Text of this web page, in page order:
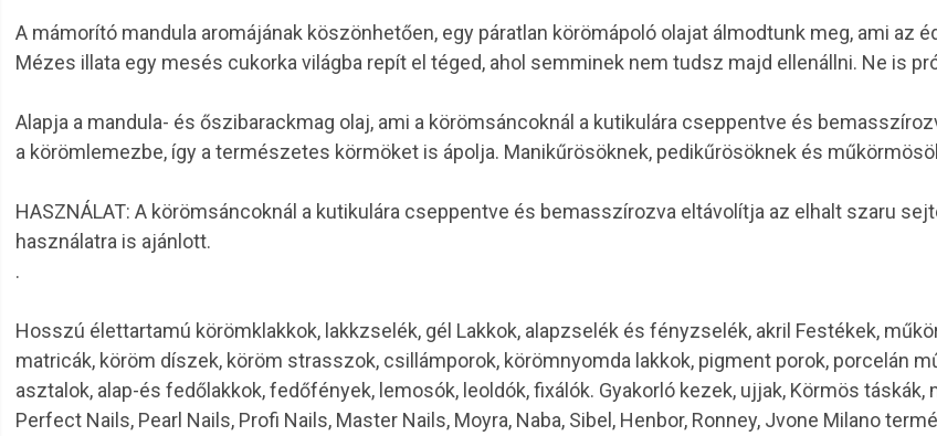
A mámorító mandula aromájának köszönhetően, egy páratlan körömápoló olajat álmodtunk meg, ami az
Mézes illata egy mesés cukorka világba repít el téged, ahol semminek nem tudsz majd ellenállni. Ne is
Alapja a mandula- és őszibarackmag olaj, ami a körömsáncoknál a kutikulára cseppentve és
a körömlemezbe, így a természetes körmöket is ápolja. Manikűrösöknek, pedikűrösöknek és
HASZNÁLAT: A körömsáncoknál a kutikulára cseppentve és bemasszírozva eltávolítja az elhalt szaru
használatra is ajánlott.
.
Hosszú élettartamú körömklakkok, lakkzselék, gél Lakkok, alapzselék és fényzselék, akril Festékek,
matricák, köröm díszek, köröm strasszok, csillámporok, körömnyomda lakkok, pigment porok, porcelán
asztalok, alap-és fedőlakkok, fedőfények, lemosók, leoldók, fixálók. Gyakorló kezek, ujjak, Körmös
Perfect Nails, Pearl Nails, Profi Nails, Master Nails, Moyra, Naba, Sibel, Henbor, Ronney, Jvone Milano